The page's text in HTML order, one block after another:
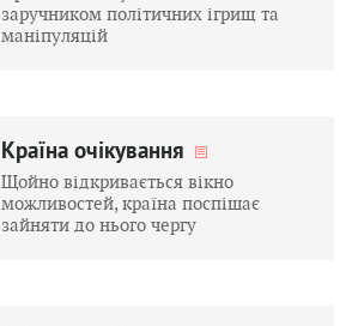
заручником політичних ігрищ та
маніпуляцій
Країна очікування
Щойно відкривається вікно
можливостей, країна поспішає
зайняти до нього чергу